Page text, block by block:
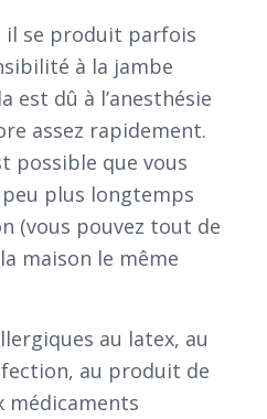
il se produit parfois
à la jambe
est dû à l’anesthésie
assez rapidement.
possible que vous
plus longtemps
(vous pouvez tout de
maison le même
au latex, au
au produit de
médicaments